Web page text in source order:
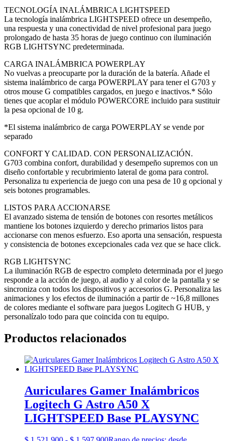
TECNOLOGÍA INALÁMBRICA LIGHTSPEED
La tecnología inalámbrica LIGHTSPEED ofrece un desempeño,
una respuesta y una conectividad de nivel profesional para juego
prolongado de hasta 35 horas de juego continuo con iluminación
RGB LIGHTSYNC predeterminada.
CARGA INALÁMBRICA POWERPLAY
No vuelvas a preocuparte por la duración de la batería. Añade el
sistema inalámbrico de carga POWERPLAY para tener el G703 y
otros mouse G compatibles cargados, en juego e inactivos.* Sólo
tienes que acoplar el módulo POWERCORE incluido para sustituir
la pesa opcional de 10 g.
*El sistema inalámbrico de carga POWERPLAY se vende por
separado
CONFORT Y CALIDAD. CON PERSONALIZACIÓN.
G703 combina confort, durabilidad y desempeño supremos con un
diseño confortable y recubrimiento lateral de goma para control.
Personaliza tu experiencia de juego con una pesa de 10 g opcional y
seis botones programables.
LISTOS PARA ACCIONARSE
El avanzado sistema de tensión de botones con resortes metálicos
mantiene los botones izquierdo y derecho primarios listos para
accionarse con menos esfuerzo. Eso aporta una sensación, respuesta
y consistencia de botones excepcionales cada vez que se hace click.
RGB LIGHTSYNC
La iluminación RGB de espectro completo determinada por el juego
responde a la acción de juego, al audio y al color de la pantalla y se
sincroniza con todos los dispositivos y accesorios G. Personaliza las
animaciones y los efectos de iluminación a partir de ~16,8 millones
de colores mediante el software para juegos Logitech G HUB, y
personalízalo todo para que coincida con tu equipo.
Productos relacionados
Auriculares Gamer Inalámbricos
Logitech G Astro A50 X
LIGHTSPEED Base PLAYSYNC